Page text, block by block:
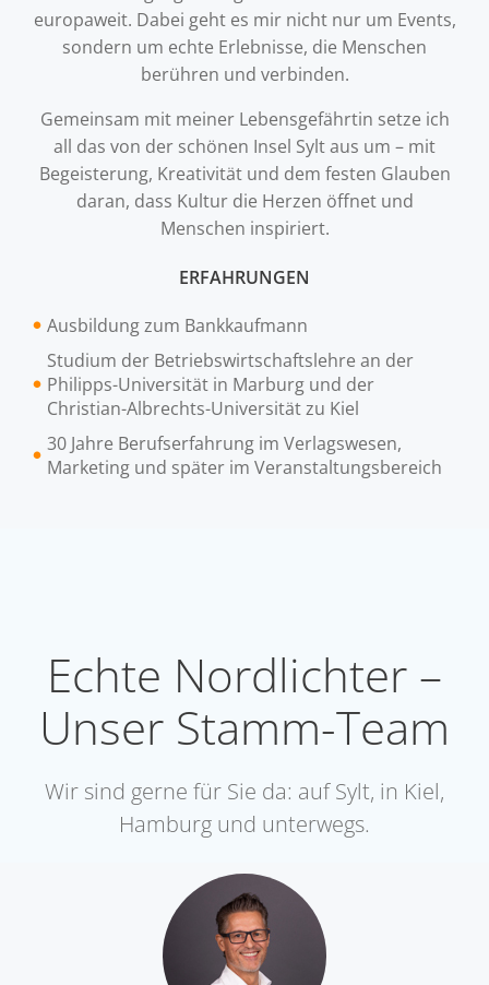
europaweit. Dabei geht es mir nicht nur um Events,
sondern um echte Erlebnisse, die Menschen
berühren und verbinden.
Gemeinsam mit meiner Lebensgefährtin setze ich
all das von der schönen Insel Sylt aus um – mit
Begeisterung, Kreativität und dem festen Glauben
daran, dass Kultur die Herzen öffnet und
Menschen inspiriert.
ERFAHRUNGEN
Ausbildung zum Bankkaufmann
Studium der Betriebswirtschaftslehre an der
Philipps-Universität in Marburg und der
Christian-Albrechts-Universität zu Kiel
30 Jahre Berufserfahrung im Verlagswesen,
Marketing und später im Veranstaltungsbereich
Echte Nordlichter –
Unser Stamm-Team
Wir sind gerne für Sie da: auf Sylt, in Kiel,
Hamburg und unterwegs.